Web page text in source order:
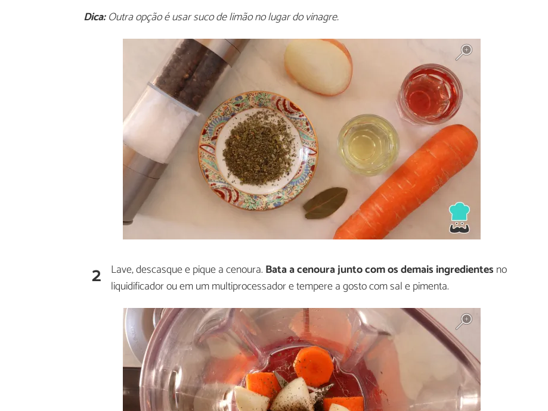
Dica:Outra opção é usar suco de limão no lugar do vinagre.
2 Lave, descasque e pique a cenoura. Bata a cenoura junto com os demais ingredientes no
liquidificador ou em um multiprocessador e tempere a gosto com sal e pimenta.